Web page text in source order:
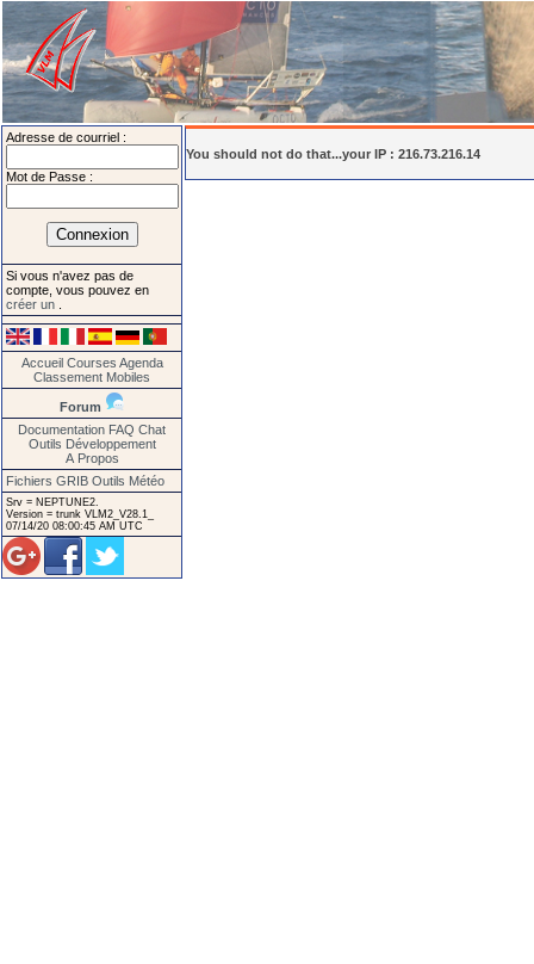
Adresse de courriel :
Mot de Passe :
Si vous n'avez pas de
compte, vous pouvez en
créer un
Accueil Courses Agenda
Classement Mobiles
Forum
Documentation FAQ Chat
Outils Développement
A Propos
Fichiers GRIB Outils Météo
Srv = NEPTUNE2.
Version = trunk VLM2_V28.1_
07/14/20 08:00:45 AM UTC
You should not do that...your IP : 216.73.216.14